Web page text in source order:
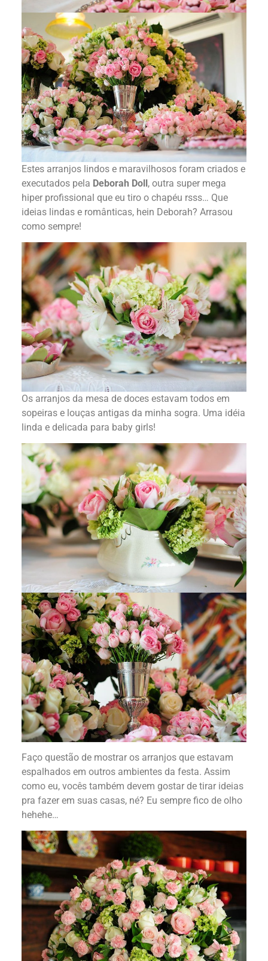
Estes arranjos lindos e maravilhosos foram criados e
executados pela Deborah Doll, outra super mega
hiper profissional que eu tiro o chapéu rsss… Que
ideias lindas e românticas, hein Deborah? Arrasou
como sempre!
Os arranjos da mesa de doces estavam todos em
sopeiras e louças antigas da minha sogra. Uma idéia
linda e delicada para baby girls!
Faço questão de mostrar os arranjos que estavam
espalhados em outros ambientes da festa. Assim
como eu, vocês também devem gostar de tirar ideias
pra fazer em suas casas, né? Eu sempre fico de olho
hehehe…